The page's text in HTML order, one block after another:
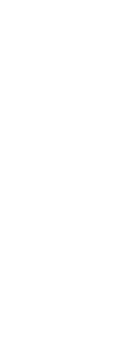
centri
potrà
al trattamento dei
paragrafo “COME
fini di cura).
e dei Titolari
raggiungibili ai
cure e
ricerca, senza
modificare i